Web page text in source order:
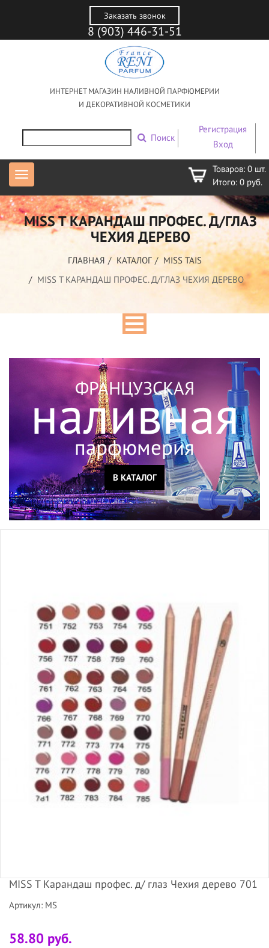
Заказать звонок
8 (903) 446-31-51
ИНТЕРНЕТ МАГАЗИН НАЛИВНОЙ ПАРФЮМЕРИИ
И ДЕКОРАТИВНОЙ КОСМЕТИКИ
Поиск
Регистрация
Вход
Товаров: 0 шт.
Итого: 0 руб.
MISS T КАРАНДАШ ПРОФЕС. Д/ГЛАЗ
ЧЕХИЯ ДЕРЕВО
ГЛАВНАЯ КАТАЛОГ
MISS TAIS
MISS T КАРАНДАШ ПРОФЕС. Д/ГЛАЗ ЧЕХИЯ ДЕРЕВО
ФРАНЦУЗСКАЯ
наливная
парфюмерия
В КАТАЛОГ
MISS T Карандаш профес. д/ глаз Чехия дерево 701
Артикул: MS
58.80 руб.